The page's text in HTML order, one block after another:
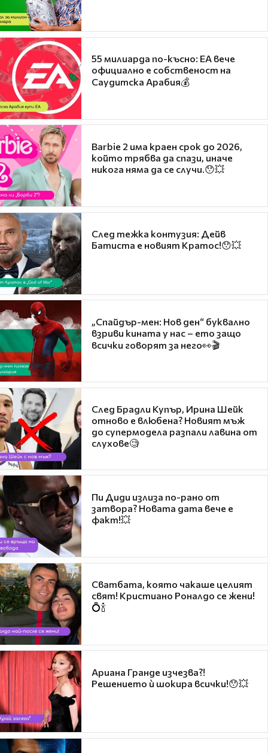
55 милиарда по-късно: EA вече
официално е собственост на
Саудитска Арабия💰
Barbie 2 има краен срок до 2026,
който трябва да спази, иначе
никога няма да се случи.😯💥
След тежка контузия: Дейв
Батиста е новият Кратос!😯💥
„Спайдър-мен: Нов ден“ буквално
взриви кината у нас – ето защо
всички говорят за него👀🎬
След Брадли Купър, Ирина Шейк
отново е влюбена? Новият мъж
до супермодела разпали лавина от
слухове🧐
Пи Диди излиза по-рано от
затвора? Новата дата вече е
факт!💥
Сватбата, която чакаше целият
свят! Кристиано Роналдо се жени!
💍🍾
Ариана Гранде изчезва?!
Решението ѝ шокира всички!😯💥